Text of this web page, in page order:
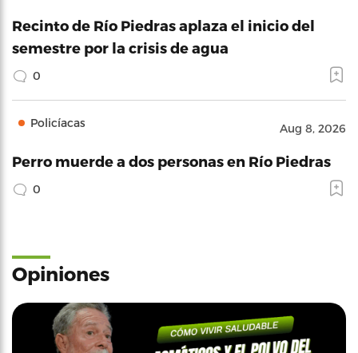
Recinto de Río Piedras aplaza el inicio del
semestre por la crisis de agua
0
Policíacas Aug 8, 2026
Perro muerde a dos personas en Río Piedras
0
Opiniones